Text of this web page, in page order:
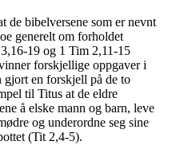
de bibelversene som er nevnt
generelt om forholdet
19 og 1 Tim 2,11-15
forskjellige oppgaver i
gjort en forskjell på de to
til Titus at de eldre
å elske mann og barn, leve
og underordne seg sine
(Tit 2,4-5).